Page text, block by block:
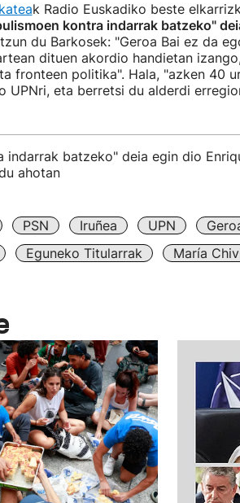
k Radio Euskadiko beste
kontra indarrak batzeko"
du Barkosek: "Geroa Bai ez da
dituen akordio handietan
fronteen politika". Hala, "azken 40
UPNri, eta berretsi du alderdi
indarrak batzeko" deia egin dio
ahotan
PSN Iruñea UPN
Eguneko Titularrak María